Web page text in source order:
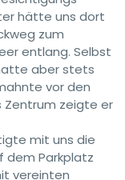
hätte uns dort
zum
entlang. Selbst
aber stets
vor den
Zentrum zeigte er
mit uns die
dem Parkplatz
vereinten